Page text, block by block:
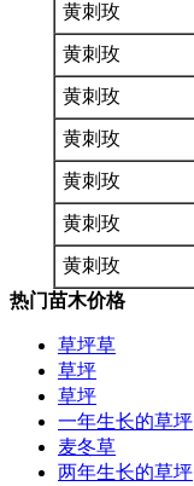
黄刺玫
黄刺玫
黄刺玫
黄刺玫
黄刺玫
黄刺玫
黄刺玫
热门苗木价格
草坪草
草坪
草坪
一年生长的草坪
麦冬草
两年生长的草坪